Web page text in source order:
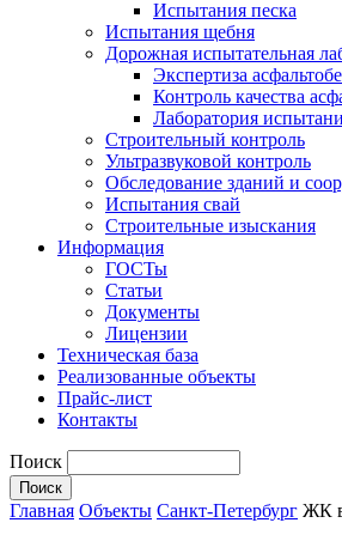
Испытания песка
Испытания щебня
Дорожная испытательная
Экспертиза
Контроль качества
Лаборатория
Строительный контроль
Ультразвуковой контроль
Обследование зданий и
Испытания свай
Строительные изыскания
Информация
ГОСТы
Статьи
Документы
Лицензии
Техническая база
Реализованные объекты
Прайс-лист
Контакты
Поиск
Главная Объекты Санкт-Петербург ЖК